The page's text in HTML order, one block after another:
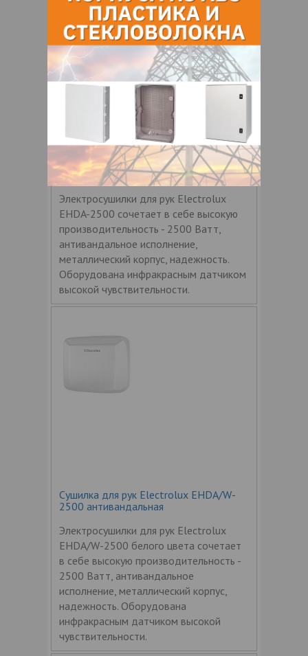
Сушилка для рук Electrolux EHDA-2500
Электросушилки для рук Electrolux
EHDA-2500 сочетает в себе высокую
производительность - 2500 Ватт,
антивандальное исполнение,
металлический корпус, надежность.
Оборудована инфракрасным датчиком
высокой чувствительности.
Сушилка для рук Electrolux EHDA/W-
2500 антивандальная
Электросушилки для рук Electrolux
EHDA/W-2500 белого цвета сочетает
в себе высокую производительность -
2500 Ватт, антивандальное
исполнение, металлический корпус,
надежность. Оборудована
инфракрасным датчиком высокой
чувствительности.